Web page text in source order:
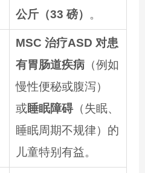
公斤（33 磅） 。
MSC 治疗ASD 对患
有胃肠道疾病 （例如
慢性便秘或腹泻）
或睡眠障碍（失眠、
睡眠周期不规律）的
儿童特别有益。